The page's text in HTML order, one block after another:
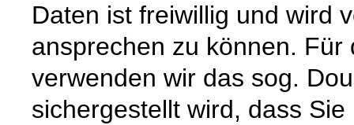
Daten ist freiwillig und wird
ansprechen zu können. Für
verwenden wir das sog.
sichergestellt wird, dass